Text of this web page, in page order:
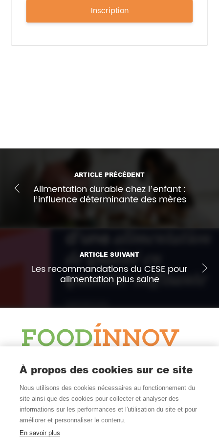
Inscription
ARTICLE PRÉCÉDENT
Alimentation durable chez l’enfant :
l’influence déterminante des mères
ARTICLE SUIVANT
Les recommandations du CESE pour
alimentation plus saine
Le Blog
Actualité et veille
Nous Suivre
À propos des cookies sur ce site
Nous utilisons des cookies nécessaires au fonctionnement du
site ainsi que des cookies pour collecter et analyser des
informations sur les performances et l'utilisation du site et pour
améliorer et personnaliser le contenu.
En savoir plus